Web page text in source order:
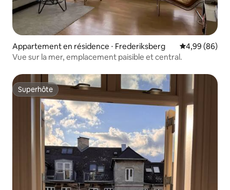
Appartement en résidence ⋅ Frederiksberg Évaluation
4,99 (86)
Vue sur la mer, emplacement paisible et central.
Superhôte
Superhôte